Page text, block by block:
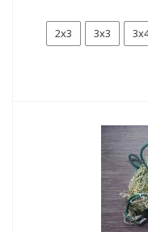
2х3 3х3